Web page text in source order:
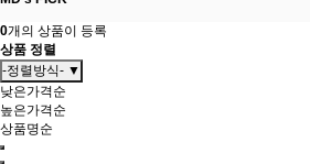
0개의 상품이 등록
상품 정렬
-정렬방식- ▼
낮은가격순
높은가격순
상품명순